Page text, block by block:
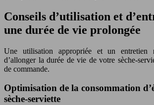
Conseils d’utilisation et
une durée de vie prolongée
Une utilisation appropriée et un entretien
d’allonger la durée de vie de votre sèche-
de commande.
Optimisation de la consommation
sèche-serviette